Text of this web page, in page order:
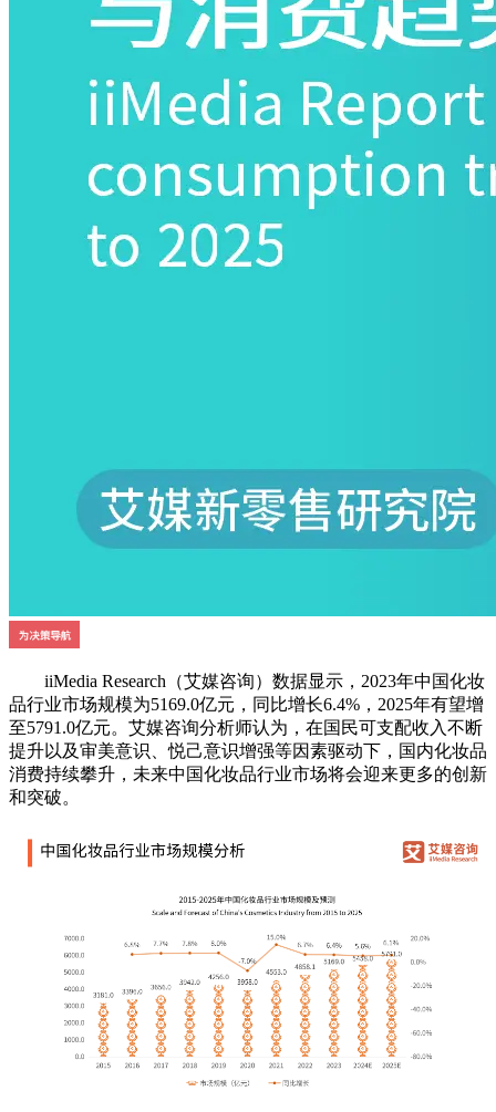
iiMedia Research（艾媒咨询）数据显示，2023年中国化妆
品行业市场规模为5169.0亿元，同比增长6.4%，2025年有望增
至5791.0亿元。艾媒咨询分析师认为，在国民可支配收入不断
提升以及审美意识、悦己意识增强等因素驱动下，国内化妆品
消费持续攀升，未来中国化妆品行业市场将会迎来更多的创新
和突破。